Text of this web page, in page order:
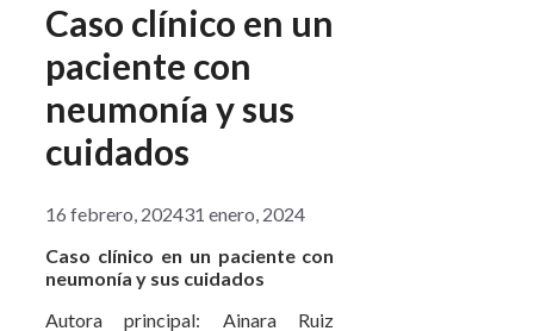
Caso clínico en un
paciente con
neumonía y sus
cuidados
16 febrero, 202431 enero, 2024
Caso clínico en un paciente con
neumonía y sus cuidados
Autora principal: Ainara Ruiz